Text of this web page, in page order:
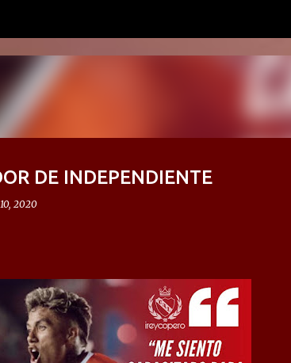
DE INDEPENDIENTE
2020